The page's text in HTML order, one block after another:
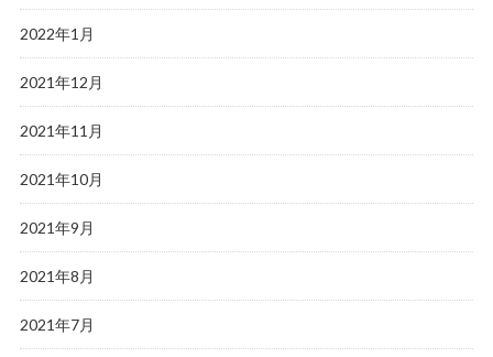
2022年1月
2021年12月
2021年11月
2021年10月
2021年9月
2021年8月
2021年7月